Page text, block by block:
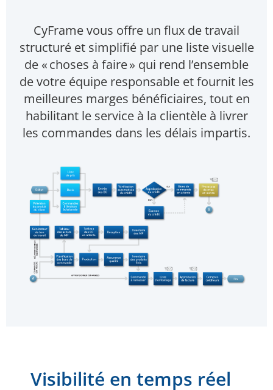
CyFrame vous offre un flux de travail
structuré et simplifié par une liste visuelle
de « choses à faire » qui rend l’ensemble
de votre équipe responsable et fournit les
meilleures marges bénéficiaires, tout en
habilitant le service à la clientèle à livrer
les commandes dans les délais impartis.
Visibilité en temps réel